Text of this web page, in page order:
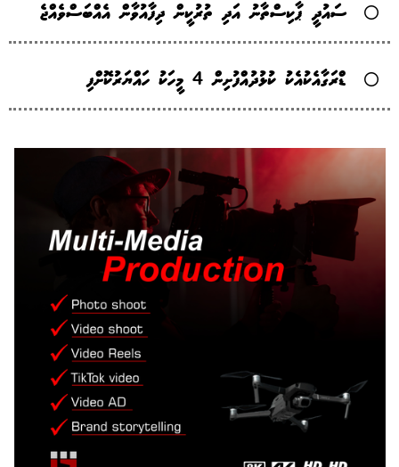
ސައުދީ ޕާކިސްތާނު އަދި ތުރުކީން ދިފާއުވާން އެއްބަސްވެއްޖެ
ޑްރަގާއެކުއެކު ކުޅުދުއްފުށިން 4 މީހަކު ހައްޔަރުކޮށްފި